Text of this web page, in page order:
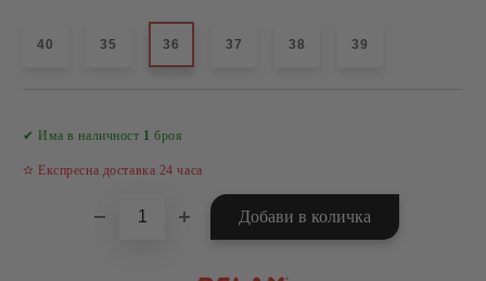
40 35 36 37 38 39
✔ Има в наличност 1 броя
✫ Експресна доставка 24 часа